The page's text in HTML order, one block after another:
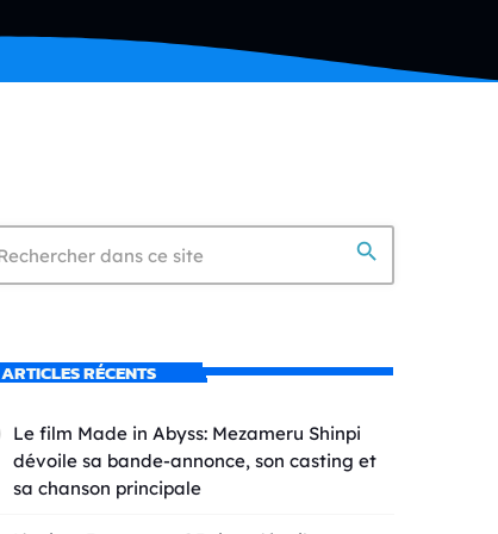
search
ARTICLES RÉCENTS
Le film Made in Abyss: Mezameru Shinpi
dévoile sa bande-annonce, son casting et
sa chanson principale